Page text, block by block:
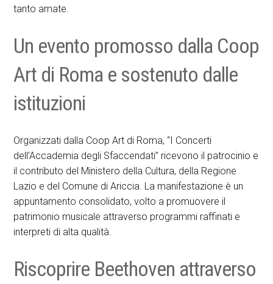
tanto amate.
Un evento promosso dalla Coop
Art di Roma e sostenuto dalle
istituzioni
Organizzati dalla Coop Art di Roma, “I Concerti
dell’Accademia degli Sfaccendati” ricevono il patrocinio e
il contributo del Ministero della Cultura, della Regione
Lazio e del Comune di Ariccia. La manifestazione è un
appuntamento consolidato, volto a promuovere il
patrimonio musicale attraverso programmi raffinati e
interpreti di alta qualità.
Riscoprire Beethoven attraverso